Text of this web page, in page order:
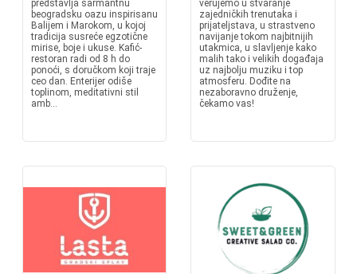
predstavlja šarmantnu
beogradsku oazu inspirisanu
Balijem i Marokom, u kojoj
tradicija susreće egzotične
mirise, boje i ukuse. Kafić-
restoran radi od 8 h do
ponoći, s doručkom koji traje
ceo dan. Enterijer odiše
toplinom, meditativni stil
amb...
verujemo u stvaranje
zajedničkih trenutaka i
prijateljstava, u strastveno
navijanje tokom najbitnijih
utakmica, u slavljenje kako
malih tako i velikih događaja
uz najbolju muziku i top
atmosferu. Dođite na
nezaboravno druženje,
čekamo vas!